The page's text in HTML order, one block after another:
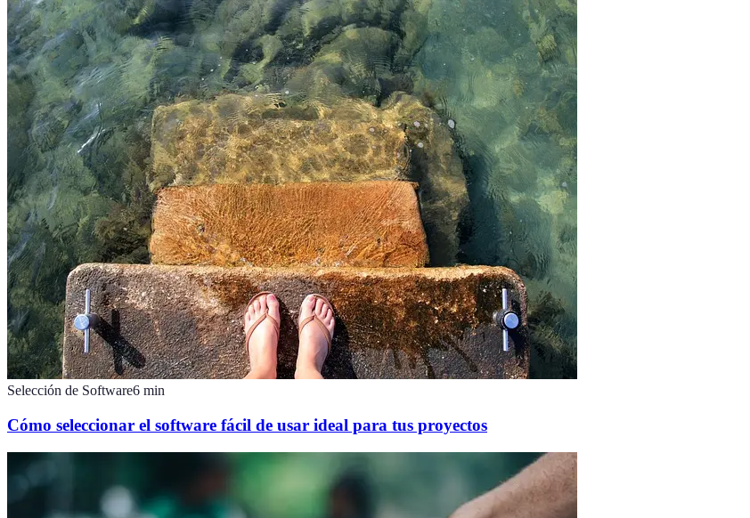
Selección de Software6 min
Cómo seleccionar el software fácil de usar ideal para tus proyectos